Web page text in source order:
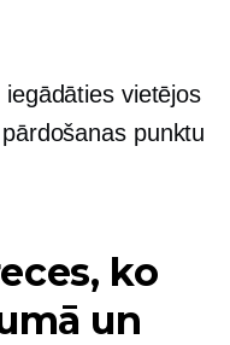
vietējos
punktu
ko
un